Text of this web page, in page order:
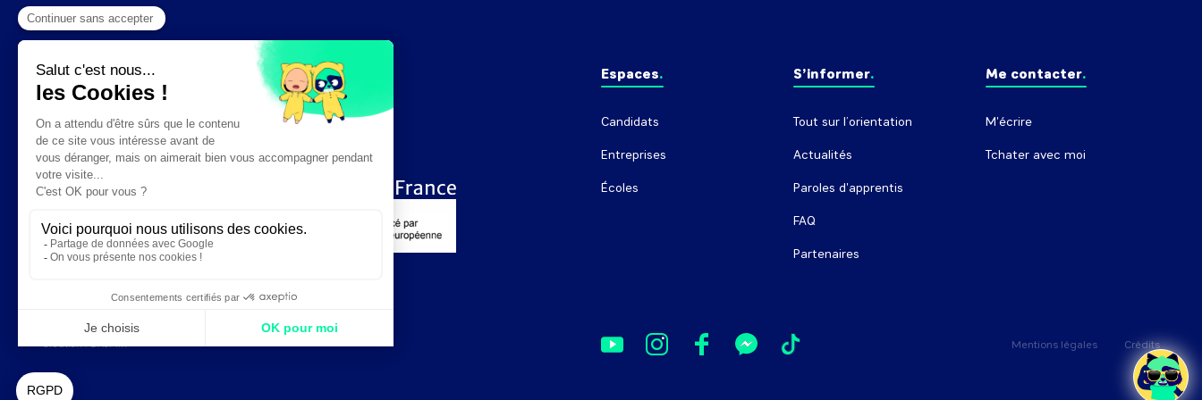
Espaces
Candidats
Entreprises
Écoles
S’informer
Tout sur l’orientation
Actualités
Paroles d'apprentis
FAQ
Partenaires
Me contacter
M'écrire
Tchater avec moi
Création :DAJM.fr Mentions légales Crédits